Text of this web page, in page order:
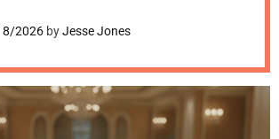
2026 byJesse Jones